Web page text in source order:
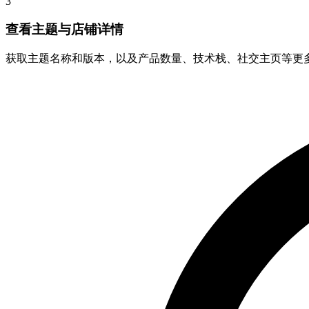
查看主题与店铺详情
获取主题名称和版本，以及产品数量、技术栈、社交主页等更